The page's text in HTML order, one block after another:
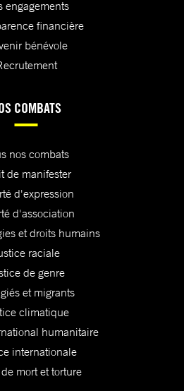
engagements
financière
bénévole
COMBATS
nos combats
de manifester
d'expression
d'association
et droits humains
raciale
de genre
et migrants
climatique
humanitaire
internationale
mort et torture